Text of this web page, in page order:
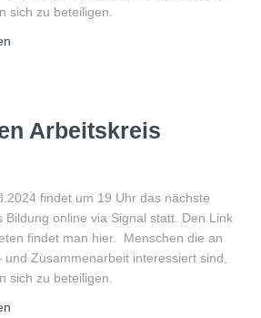
sich zu beteiligen.
Arbeitskreis
findet um 19 Uhr das nächste
Bildung online via Signal statt. Den Link
findet man hier. Menschen die an
Zusammenarbeit interessiert sind,
sich zu beteiligen.